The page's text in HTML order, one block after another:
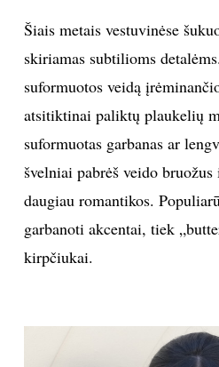
Šiais metais vestuvinėse
skiriamas subtilioms
suformuotos veidą
atsitiktinai paliktų plaukelių
suformuotas garbanas ar
švelniai pabrėš veido
daugiau romantikos.
garbanoti akcentai, tiek
kirpčiukai.